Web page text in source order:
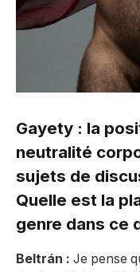
Gayety : la
neutralité
sujets de
Quelle est la
genre dans ce
Beltrán : Je pense